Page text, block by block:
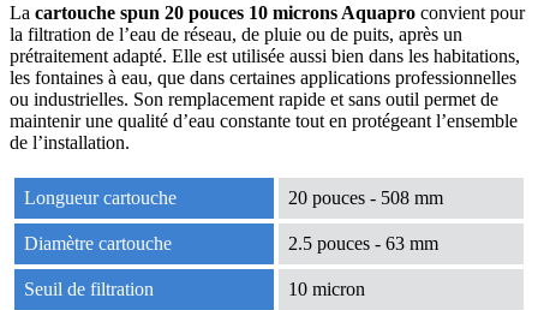
La cartouche spun 20 pouces 10 microns Aquapro convient pour
la filtration de l’eau de réseau, de pluie ou de puits, après un
prétraitement adapté. Elle est utilisée aussi bien dans les habitations,
les fontaines à eau, que dans certaines applications professionnelles
ou industrielles. Son remplacement rapide et sans outil permet de
maintenir une qualité d’eau constante tout en protégeant l’ensemble
de l’installation.
Longueur cartouche 20 pouces - 508 mm
Diamètre cartouche 2.5 pouces - 63 mm
Seuil de filtration 10 micron